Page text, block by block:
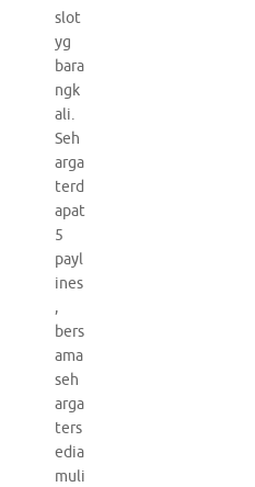
slot
yg
bara
ngk
ali.
Seh
arga
terd
apat
5
payl
ines
,
bers
ama
seh
arga
ters
edia
muli